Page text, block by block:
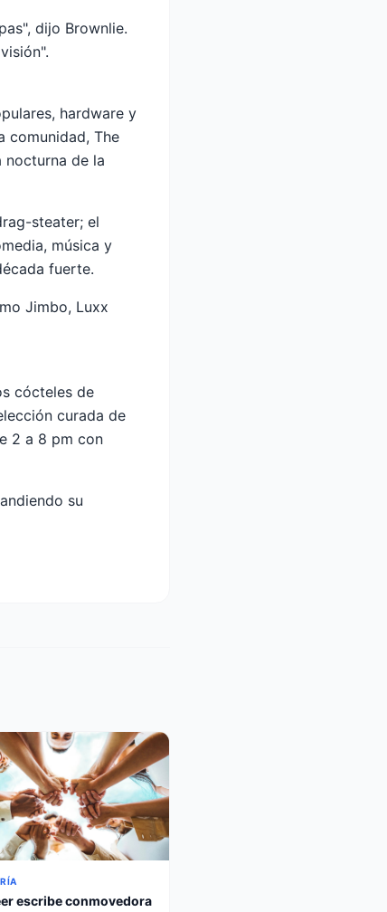
dijo Brownlie.
hardware y
comunidad, The
nocturna de la
steater; el
música y
fuerte.
Jimbo, Luxx
cócteles de
curada de
2 a 8 pm con
su
escribe conmovedora